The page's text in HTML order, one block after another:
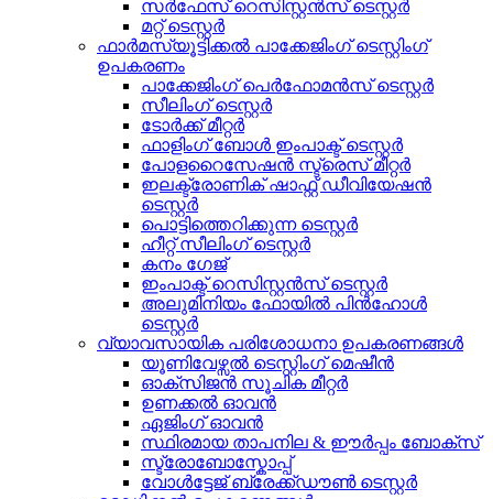
സർഫേസ് റെസിസ്റ്റൻസ് ടെസ്റ്റർ
മറ്റ് ടെസ്റ്റർ
ഫാർമസ്യൂട്ടിക്കൽ പാക്കേജിംഗ് ടെസ്റ്റിംഗ്
ഉപകരണം
പാക്കേജിംഗ് പെർഫോമൻസ് ടെസ്റ്റർ
സീലിംഗ് ടെസ്റ്റർ
ടോർക്ക് മീറ്റർ
ഫാളിംഗ് ബോൾ ഇംപാക്ട് ടെസ്റ്റർ
പോളറൈസേഷൻ സ്ട്രെസ് മീറ്റർ
ഇലക്ട്രോണിക് ഷാഫ്റ്റ് ഡീവിയേഷൻ
ടെസ്റ്റർ
പൊട്ടിത്തെറിക്കുന്ന ടെസ്റ്റർ
ഹീറ്റ് സീലിംഗ് ടെസ്റ്റർ
കനം ഗേജ്
ഇംപാക്ട് റെസിസ്റ്റൻസ് ടെസ്റ്റർ
അലുമിനിയം ഫോയിൽ പിൻഹോൾ
ടെസ്റ്റർ
വ്യാവസായിക പരിശോധനാ ഉപകരണങ്ങൾ
യൂണിവേഴ്സൽ ടെസ്റ്റിംഗ് മെഷീൻ
ഓക്സിജൻ സൂചിക മീറ്റർ
ഉണക്കൽ ഓവൻ
ഏജിംഗ് ഓവൻ
സ്ഥിരമായ താപനില & ഈർപ്പം ബോക്സ്
സ്ട്രോബോസ്കോപ്പ്
വോൾട്ടേജ് ബ്രേക്ക്ഡൗൺ ടെസ്റ്റർ